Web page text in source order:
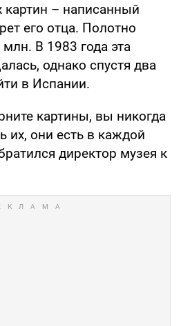
– написанный
его отца. Полотно
В 1983 года эта
однако спустя два
в Испании.
картины, вы никогда
их, они есть в каждой
директор музея к